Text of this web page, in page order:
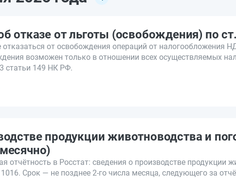
отказе от льготы (освобождения) по
от освобождения операций от налогообложения
возможен только в отношении всех осуществляемых
статьи 149 НК РФ.
продукции животноводства и
отчётность в Росстат: сведения о производстве продукции
Срок — не позднее 2-го числа месяца, следующего за